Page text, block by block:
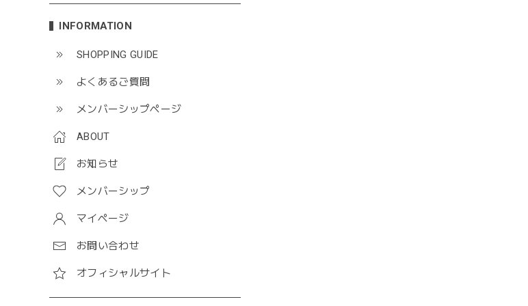
INFORMATION
SHOPPING GUIDE
よくあるご質問
メンバーシップページ
ABOUT
お知らせ
メンバーシップ
マイページ
お問い合わせ
オフィシャルサイト